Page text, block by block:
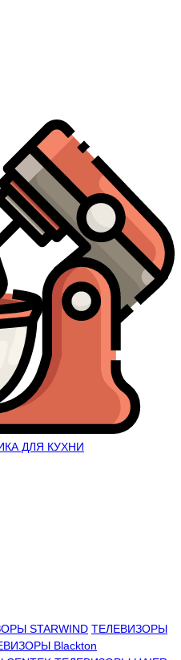
ДЛЯ КУХНИ
STARWIND ТЕЛЕВИЗОРЫ
Blackton